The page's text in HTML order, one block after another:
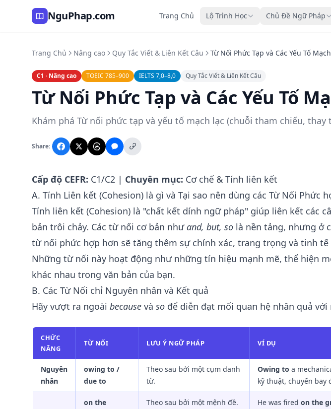
NguPhap.com Trang Chủ Lộ Trình Học Chủ Đề Ngữ Pháp
Trang Chủ Nâng cao Quy Tắc Viết & Liên Kết Câu Từ Nối Phức Tạp và Các Yếu Tố
C1 · Nâng cao TOEIC 785–900 IELTS 7,0–8,0 Quy Tắc Viết & Liên Kết Câu
Từ Nối Phức Tạp và Các Yếu Tố
Khám phá Từ nối phức tạp và yếu tố mạch lạc (chuỗi tham chiếu,
Share:
Cấp độ CEFR: C1/C2 | Chuyên mục: Cơ chế & Tính liên kết
A. Tính Liên kết (Cohesion) là gì và Tại sao nên dùng các Từ Nối Phức
Tính liên kết (Cohesion) là "chất kết dính ngữ pháp" giúp liên kết các
bản trôi chảy. Các từ nối cơ bản nhưand, but, so là nền tảng, nhưng ở
từ nối phức hợp hơn sẽ tăng thêm sự chính xác, trang trọng và tinh tế
Những từ nối này hoạt động như những tín hiệu mạnh mẽ, thể hiện
khác nhau trong văn bản của bạn.
B. Các Từ Nối chỉ Nguyên nhân và Kết quả
Hãy vượt ra ngoài because và so để diễn đạt mối quan hệ nhân quả
CHỨC
NĂNG
TỪ NỐI LƯU Ý NGỮ PHÁP VÍ DỤ
Nguyên
nhân
owing to /
due to
Theo sau bởi một cụm danh
từ.
Owing to a
kỹ thuật, chuyến bay
on the
Theo sau bởi một mệnh đề.
He was fired on the